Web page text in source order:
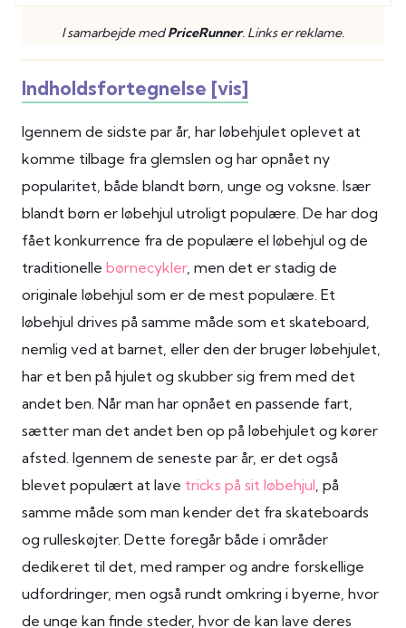
I samarbejde medPriceRunner. Links er reklame.
Indholdsfortegnelse [vis]
Igennem de sidste par år, har løbehjulet oplevet at
komme tilbage fra glemslen og har opnået ny
popularitet, både blandt børn, unge og voksne. Især
blandt børn er løbehjul utroligt populære. De har dog
fået konkurrence fra de populære el løbehjul og de
traditionelle børnecykler, men det er stadig de
originale løbehjul som er de mest populære. Et
løbehjul drives på samme måde som et skateboard,
nemlig ved at barnet, eller den der bruger løbehjulet,
har et ben på hjulet og skubber sig frem med det
andet ben. Når man har opnået en passende fart,
sætter man det andet ben op på løbehjulet og kører
afsted. Igennem de seneste par år, er det også
blevet populært at lave tricks på sit løbehjul, på
samme måde som man kender det fra skateboards
og rulleskøjter. Dette foregår både i områder
dedikeret til det, med ramper og andre forskellige
udfordringer, men også rundt omkring i byerne, hvor
de unge kan finde steder, hvor de kan lave deres